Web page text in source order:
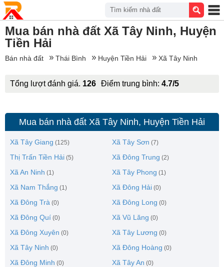
Mua bán nhà đất Xã Tây Ninh, Huyện
Tiền Hải
Bán nhà đất Thái Bình Huyện Tiền Hải Xã Tây Ninh
Tổng lượt đánh giá. 126 Điểm trung bình: 4.7/5
Mua bán nhà đất Xã Tây Ninh, Huyện Tiền Hải
Xã Tây Giang (125) Xã Tây Sơn (7)
Thị Trấn Tiền Hải (5) Xã Đông Trung (2)
Xã An Ninh (1) Xã Tây Phong (1)
Xã Nam Thắng (1) Xã Đông Hải (0)
Xã Đông Trà (0) Xã Đông Long (0)
Xã Đông Quí (0) Xã Vũ Lăng (0)
Xã Đông Xuyên (0) Xã Tây Lương (0)
Xã Tây Ninh (0) Xã Đông Hoàng (0)
Xã Đông Minh (0) Xã Tây An (0)
Tìm kiếm nhà đất